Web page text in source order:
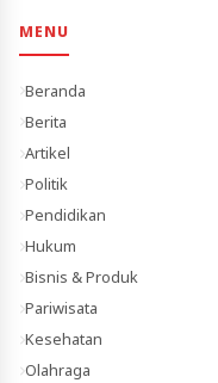
MENU
Beranda
Berita
Artikel
Politik
Pendidikan
Hukum
Bisnis & Produk
Pariwisata
Kesehatan
Olahraga